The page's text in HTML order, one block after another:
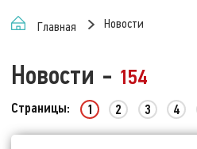
Главная Новости
Новости - 154
Страницы: 1 2 3 4